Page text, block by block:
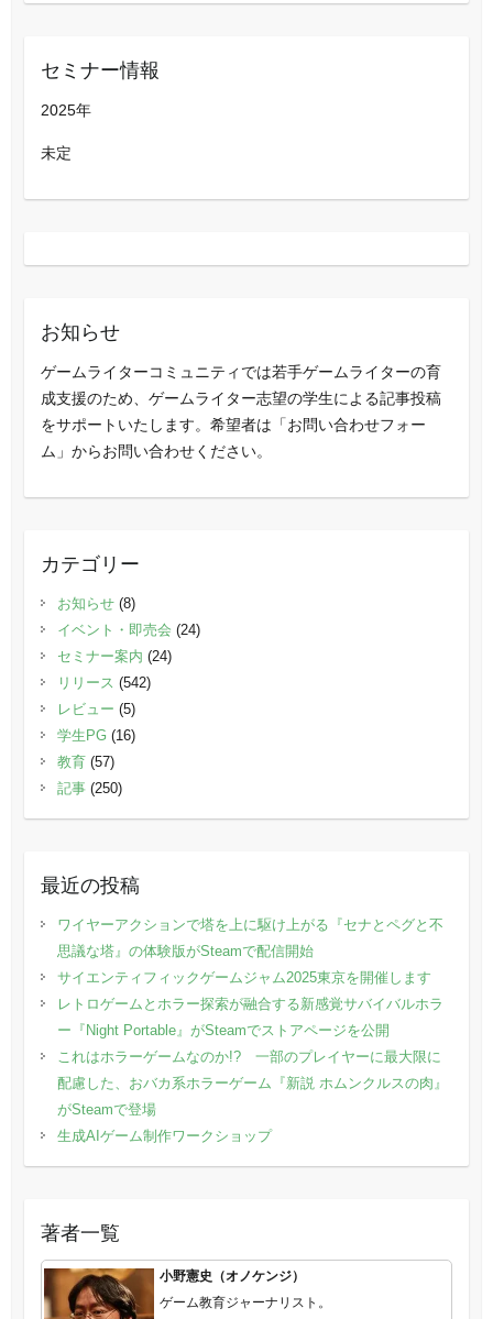
セミナー情報
2025年
未定
お知らせ
ゲームライターコミュニティでは若手ゲームライターの育
成支援のため、ゲームライター志望の学生による記事投稿
をサポートいたします。希望者は「お問い合わせフォー
ム」からお問い合わせください。
カテゴリー
お知らせ(8)
イベント・即売会 (24)
セミナー案内 (24)
リリース (542)
レビュー (5)
学生PG(16)
教育(57)
記事(250)
最近の投稿
ワイヤーアクションで塔を上に駆け上がる『セナとペグと不
思議な塔』の体験版がSteamで配信開始
サイエンティフィックゲームジャム2025東京を開催します
レトロゲームとホラー探索が融合する新感覚サバイバルホラ
ー『Night Portable』がSteamでストアページを公開
これはホラーゲームなのか!? 一部のプレイヤーに最大限に
配慮した、おバカ系ホラーゲーム『新説 ホムンクルスの肉』
がSteamで登場
生成AIゲーム制作ワークショップ
著者一覧
小野憲史（オノケンジ）
ゲーム教育ジャーナリスト。